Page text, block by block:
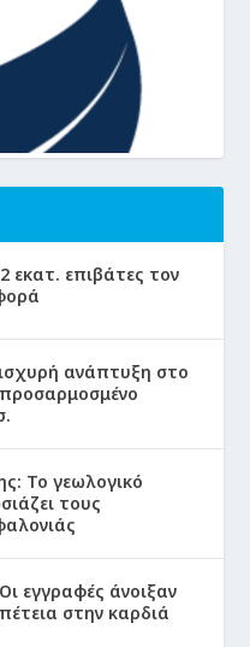
εκατ. επιβάτες τον
ανάπτυξη στο
Το γεωλογικό
τους
εγγραφές άνοιξαν
στην καρδιά